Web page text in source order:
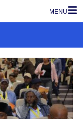
MENU